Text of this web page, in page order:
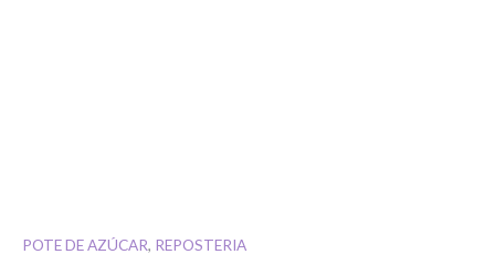
POTE DE AZÚCAR, REPOSTERIA